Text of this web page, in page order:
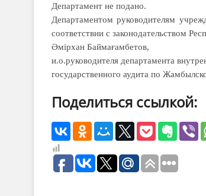
Департамент не подано.
Департаментом руководителям
соответствии с законодательством
Әмірхан Баймағамбетов,
и.о.руководителя департамента
государственного аудита по
Поделиться ссылкой: